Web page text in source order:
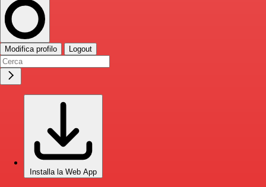
Modifica profilo Logout
Installa la Web App